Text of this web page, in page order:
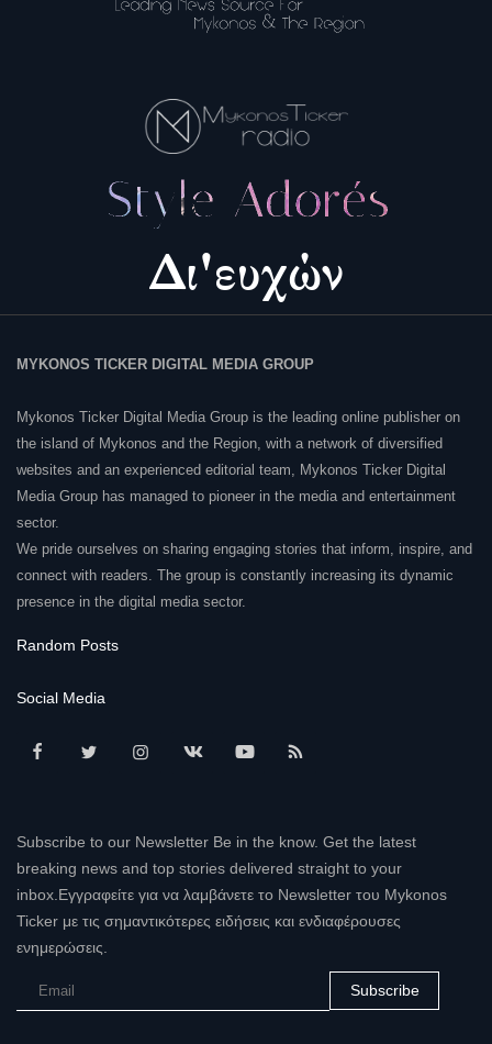
MYKONOS TICKER DIGITAL MEDIA GROUP
Mykonos Ticker Digital Media Group is the leading online publisher on
the island of Mykonos and the Region, with a network of diversified
websites and an experienced editorial team, Mykonos Ticker Digital
Media Group has managed to pioneer in the media and entertainment
sector.
We pride ourselves on sharing engaging stories that inform, inspire, and
connect with readers. The group is constantly increasing its dynamic
presence in the digital media sector.
Random Posts
Social Media
Subscribe to our Newsletter Be in the know. Get the latest
breaking news and top stories delivered straight to your
inbox.Εγγραφείτε για να λαμβάνετε το Newsletter του Mykonos
Ticker με τις σημαντικότερες ειδήσεις και ενδιαφέρουσες
ενημερώσεις.
Subscribe